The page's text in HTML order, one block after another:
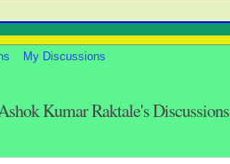
My Discussions
Kumar Raktale's Discussions